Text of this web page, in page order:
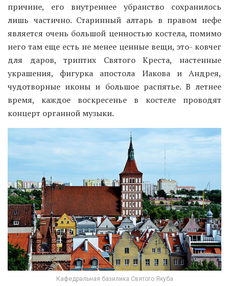
причине, его внутреннее убранство сохранилось
лишь частично. Старинный алтарь в правом нефе
является очень большой ценностью костела, помимо
него там еще есть не менее ценные вещи, это- ковчег
для даров, триптих Святого Креста, настенные
украшения, фигурка апостола Иакова и Андрея,
чудотворные иконы и большое распятье. В летнее
время, каждое воскресенье в костеле проводят
концерт органной музыки.
Кафедральная базилика Святого Якуба